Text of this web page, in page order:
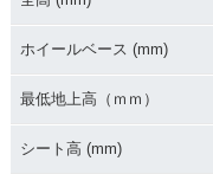
ホイールベース (mm)
最低地上高（ｍｍ）
シート高 (mm)